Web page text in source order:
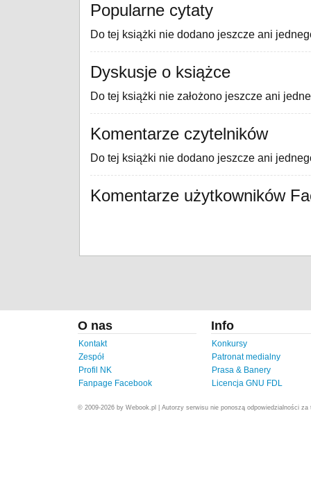
Popularne cytaty
Do tej książki nie dodano jeszcze ani
Dyskusje o książce
Do tej książki nie założono jeszcze ani
Komentarze czytelników
Do tej książki nie dodano jeszcze ani
Komentarze użytkowników
O nas
Kontakt
Zespół
Profil NK
Fanpage Facebook
Info
Konkursy
Patronat medialny
Prasa & Banery
Licencja GNU FDL
© 2009-2026 by Webook.pl | Autorzy serwisu nie ponoszą odpowiedzialności